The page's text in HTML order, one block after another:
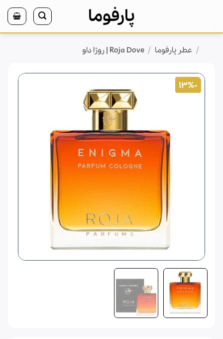
content
پارفوما
/ عطر پارفوما / Roja Dove | روژا داو
-13%